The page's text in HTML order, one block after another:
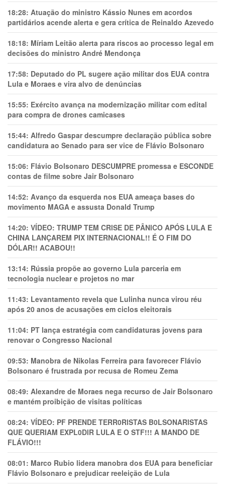
18:28: Atuação do ministro Kássio Nunes em acordos
partidários acende alerta e gera crítica de Reinaldo Azevedo
18:18: Míriam Leitão alerta para riscos ao processo legal em
decisões do ministro André Mendonça
17:58: Deputado do PL sugere ação militar dos EUA contra
Lula e Moraes e vira alvo de denúncias
15:55: Exército avança na modernização militar com edital
para compra de drones camicases
15:44: Alfredo Gaspar descumpre declaração pública sobre
candidatura ao Senado para ser vice de Flávio Bolsonaro
15:06: Flávio Bolsonaro DESCUMPRE promessa e ESCONDE
contas de filme sobre Jair Bolsonaro
14:52: Avanço da esquerda nos EUA ameaça bases do
movimento MAGA e assusta Donald Trump
14:20: VÍDEO: TRUMP TEM CRlSE DE PÂNlCO APÓS LULA E
CHINA LANÇAREM PIX INTERNACIONAL!! É O FIM DO
DÓLAR!! ACABOU!!
13:14: Rússia propõe ao governo Lula parceria em
tecnologia nuclear e projetos no mar
11:43: Levantamento revela que Lulinha nunca virou réu
após 20 anos de acusações em ciclos eleitorais
11:04: PT lança estratégia com candidaturas jovens para
renovar o Congresso Nacional
09:53: Manobra de Nikolas Ferreira para favorecer Flávio
Bolsonaro é frustrada por recusa de Romeu Zema
08:49: Alexandre de Moraes nega recurso de Jair Bolsonaro
e mantém proibição de visitas políticas
08:24: VÍDEO: PF PRENDE TERR0RlSTAS B0LSONARlSTAS
QUE QUERIAM EXPL0DlR LULA E O STF!!! A MANDO DE
FLÁVIO!!!
08:01: Marco Rubio lidera manobra dos EUA para beneficiar
Flávio Bolsonaro e prejudicar reeleição de Lula